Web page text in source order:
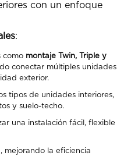
con un enfoque
:
como montaje Twin, Triple y
conectar múltiples unidades
exterior.
tipos de unidades interiores,
y suelo-techo.
una instalación fácil, flexible
mejorando la eficiencia